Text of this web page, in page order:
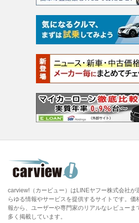
carview!（カービュー）はLINEヤフー株式会社が
らゆる情報やサービスを提供するサイトです。
報から、ユーザーや専門家のリアルなレビューま
多く掲載しています。